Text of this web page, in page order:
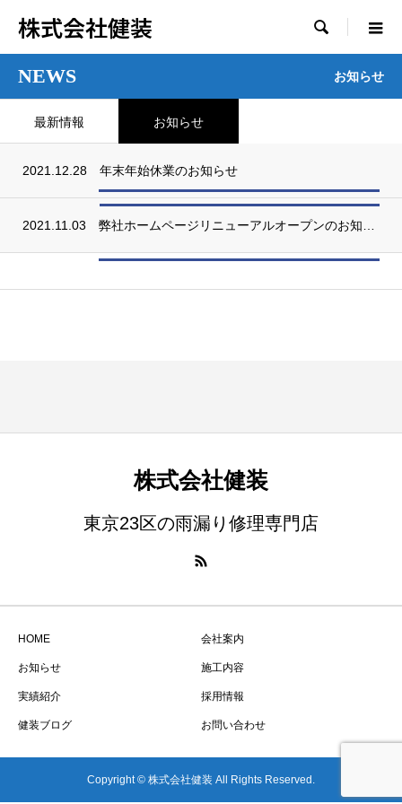
株式会社健装 
NEWS お知らせ
最新情報 お知らせ
2021.12.28 年末年始休業のお知らせ
2021.11.03
株式会社健装
東京23区の雨漏り修理専門店
HOME 会社案内
お知らせ 施工内容
実績紹介 採用情報
健装ブログ お問い合わせ
Copyright © 株式会社健装 All Rights Reserved.